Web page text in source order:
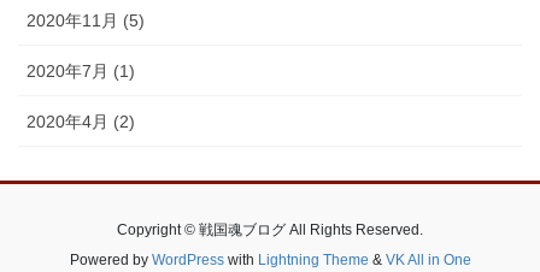
2020年11月 (5)
2020年7月 (1)
2020年4月 (2)
Copyright © 戦国魂ブログ All Rights Reserved.
Powered by WordPresswith Lightning Theme & VK All in One